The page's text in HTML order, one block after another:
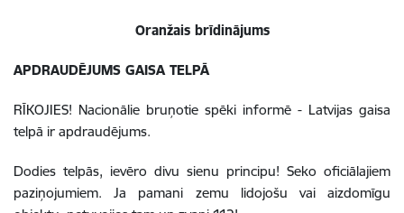
Oranžais brīdinājums
APDRAUDĒJUMS GAISA TELPĀ
RĪKOJIES! Nacionālie bruņotie spēki informē - Latvijas gaisa
telpā ir apdraudējums.
Dodies telpās, ievēro divu sienu principu! Seko oficiālajiem
paziņojumiem. Ja pamani zemu lidojošu vai aizdomīgu